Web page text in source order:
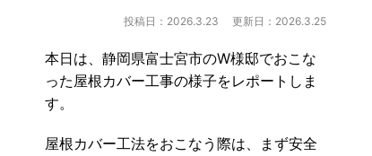
投稿日：2026.3.23 更新日：2026.3.25
本日は、静岡県富士宮市のW様邸でおこな
った屋根カバー工事の様子をレポートしま
す。
屋根カバー工法をおこなう際は、まず安全